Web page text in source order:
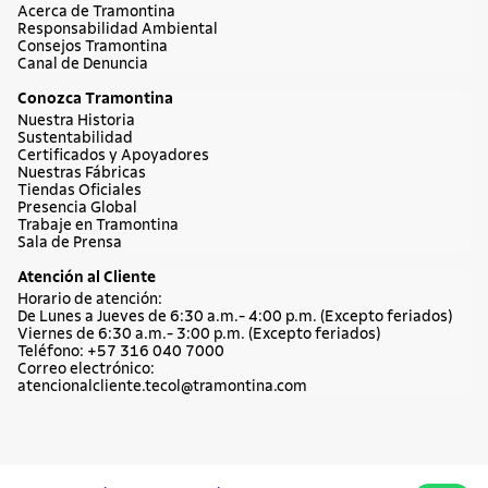
Acerca de Tramontina
Responsabilidad Ambiental
Consejos Tramontina
Canal de Denuncia
Conozca Tramontina
Nuestra Historia
Sustentabilidad
Certificados y Apoyadores
Nuestras Fábricas
Tiendas Oficiales
Presencia Global
Trabaje en Tramontina
Sala de Prensa
Atención al Cliente
Horario de atención:
De Lunes a Jueves de 6:30 a.m.- 4:00 p.m. (Excepto feriados)
Viernes de 6:30 a.m.- 3:00 p.m. (Excepto feriados)
Teléfono: +57 316 040 7000
Correo electrónico:
atencionalcliente.tecol@tramontina.com